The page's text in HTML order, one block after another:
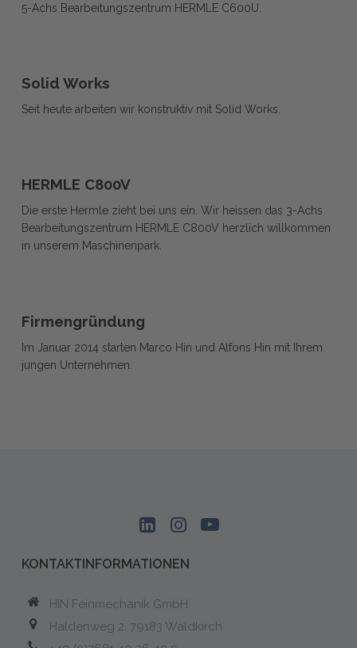
5-Achs Bearbeitungszentrum HERMLE C600U.
Works
Solid
Solid Works
Seit heute arbeiten wir konstruktiv mit Solid Works.
C800V
HERMLE
HERMLE C800V
Die erste Hermle zieht bei uns ein. Wir heissen das 3-Achs
Bearbeitungszentrum HERMLE C800V herzlich willkommen
in unserem Maschinenpark.
Firmengründung
Firmengründung
Im Januar 2014 starten Marco Hin und Alfons Hin mit Ihrem
jungen Unternehmen.
KONTAKTINFORMATIONEN
HIN Feinmechanik GmbH
Haldenweg 2, 79183 Waldkirch